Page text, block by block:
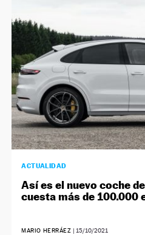
ACTUALIDAD
Así es el nuevo coche
cuesta más de 100.000
MARIO HERRÁEZ | 15/10/2021